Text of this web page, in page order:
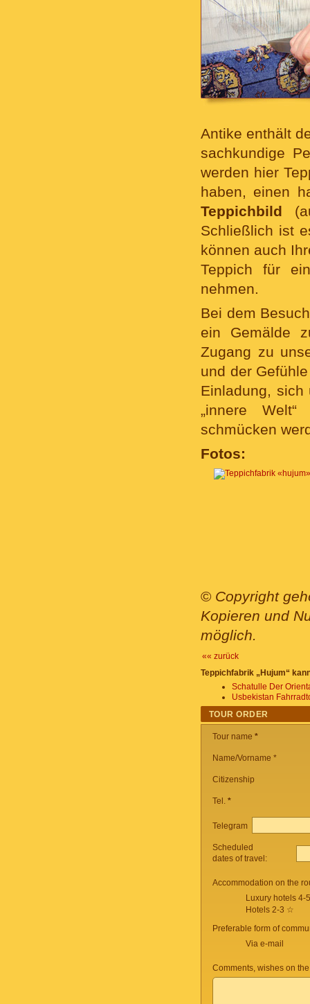
Antike enthält
sachkundige
werden hier
haben, einen
Teppichbild
Schließlich ist
können auch
Teppich für
nehmen.
Bei dem
ein Gemälde
Zugang zu
und der
Einladung, sich
„innere
schmücken
Fotos:
© Copyright
Kopieren und
möglich.
«« zurück
Teppichfabrik „Hujum“
Schatulle Der
Usbekistan
TOUR ORDER
Tour name *
Name/Vorname *
Citizenship
Tel. *
Telegram
Scheduled
dates of travel:
Accommodation on the
Luxury hotels 4-
Hotels 2-3 ☆
Preferable form of
Via e-mail
Comments, wishes on